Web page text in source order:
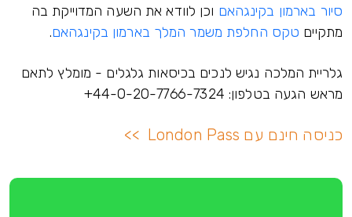
סיור בארמון בקינגהאם וכן לוודא את השעה המדוייקת בה
מתקיים טקס החלפת משמר המלך בארמון בקינגהאם.
גלריית המלכה נגיש לנכים בכיסאות גלגלים - מומלץ לתאם
מראש הגעה בטלפון: 44-0-20-7766-7324+
כניסה חינם עם London Pass >>